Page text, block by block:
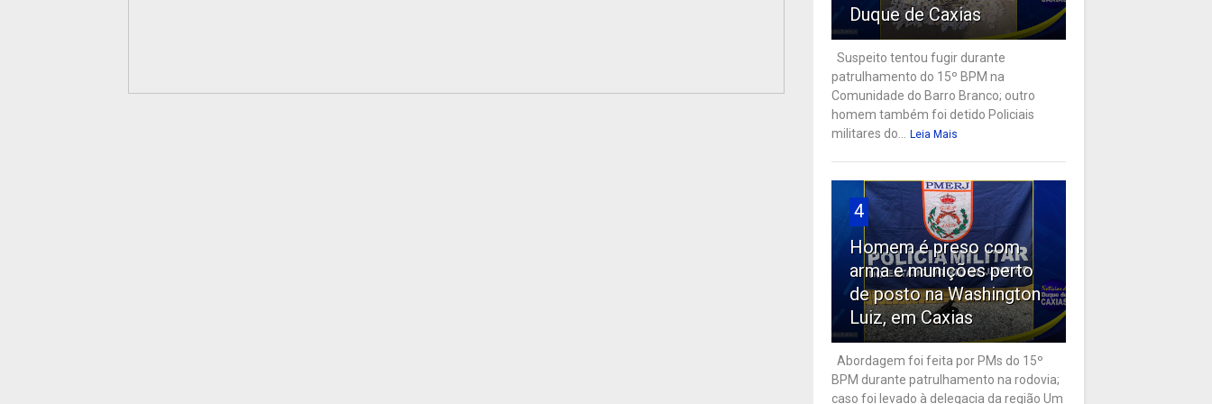
Duque de Caxias
Suspeito tentou fugir durante
patrulhamento do 15º BPM na
Comunidade do Barro Branco; outro
homem também foi detido Policiais
militares do...
Leia Mais
4
Homem é preso com
arma e munições perto
de posto na Washington
Luiz, em Caxias
Abordagem foi feita por PMs do 15º
BPM durante patrulhamento na rodovia;
caso foi levado à delegacia da região Um